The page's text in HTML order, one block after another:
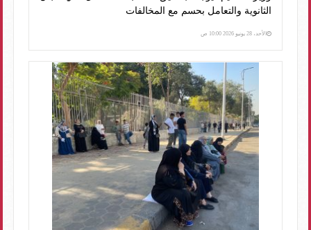
الثانوية والتعامل بحسم مع المخالفات
الأحد، 28 يونيو 2026 10:00 ص